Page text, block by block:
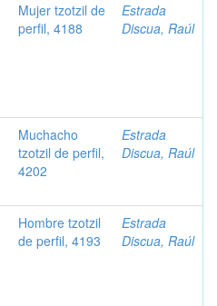
Mujer tzotzil de
perfil, 4188
Estrada
Discua, Raúl
Muchacho
tzotzil de perfil,
4202
Estrada
Discua, Raúl
Hombre tzotzil
de perfil, 4193
Estrada
Discua, Raúl